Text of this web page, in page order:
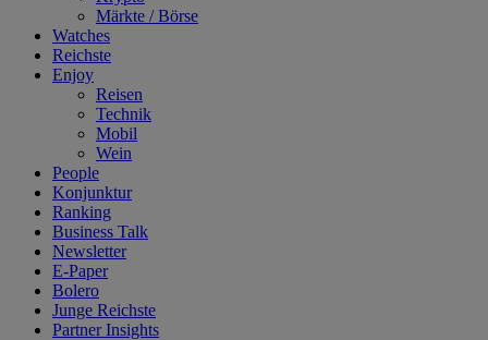
Märkte / Börse
Watches
Reichste
Enjoy
Reisen
Technik
Mobil
Wein
People
Konjunktur
Ranking
Business Talk
Newsletter
E-Paper
Bolero
Junge Reichste
Partner Insights